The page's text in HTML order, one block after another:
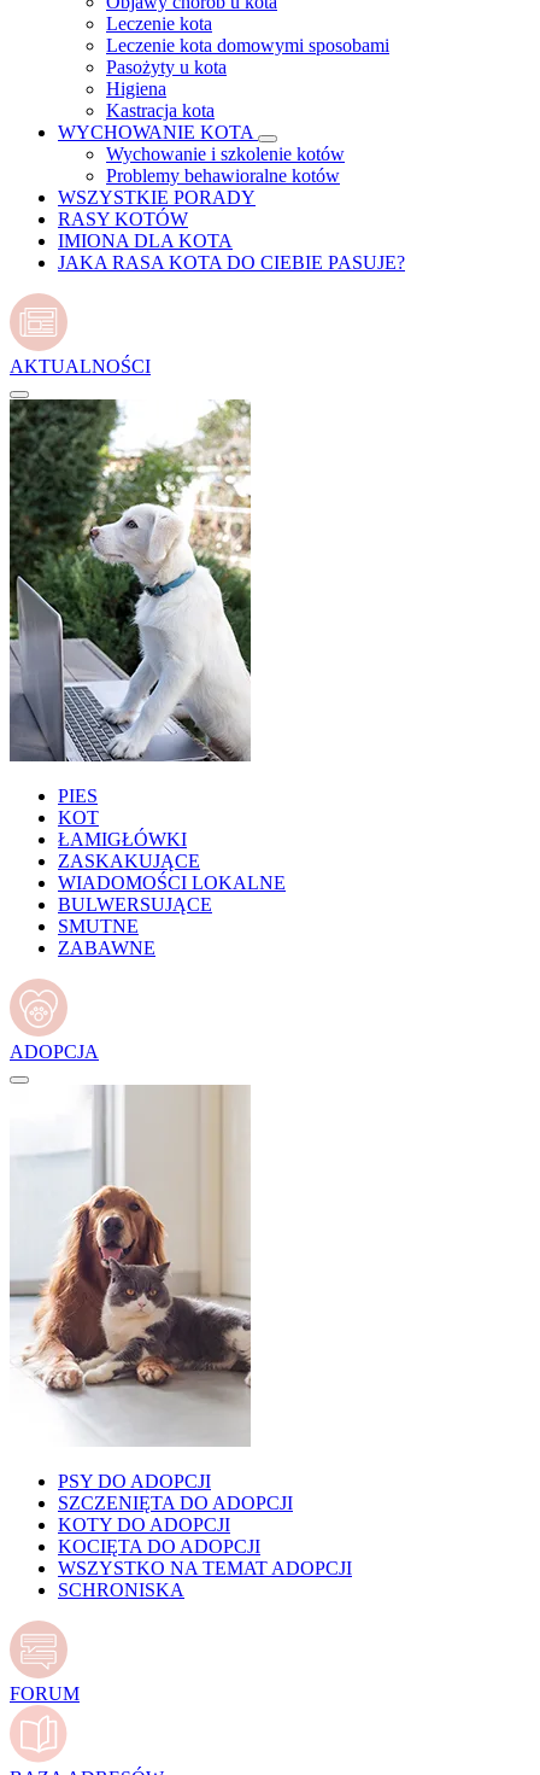
Leczenie kota
Leczenie kota domowymi sposobami
Pasożyty u kota
Higiena
Kastracja kota
WYCHOWANIE KOTA
Wychowanie i szkolenie kotów
Problemy behawioralne kotów
WSZYSTKIE PORADY
RASY KOTÓW
IMIONA DLA KOTA
JAKA RASA KOTA DO CIEBIE PASUJE?
AKTUALNOŚCI
PIES
KOT
ŁAMIGŁÓWKI
ZASKAKUJĄCE
WIADOMOŚCI LOKALNE
BULWERSUJĄCE
SMUTNE
ZABAWNE
ADOPCJA
PSY DO ADOPCJI
SZCZENIĘTA DO ADOPCJI
KOTY DO ADOPCJI
KOCIĘTA DO ADOPCJI
WSZYSTKO NA TEMAT ADOPCJI
SCHRONISKA
FORUM